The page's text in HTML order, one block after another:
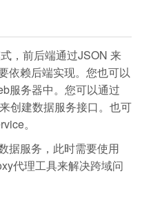
，前后端通过JSON 来
依赖后端实现。您也可以
服务器中。您可以通过
创建数据服务接口。也可
。
据服务，此时需要使用
代理工具来解决跨域问